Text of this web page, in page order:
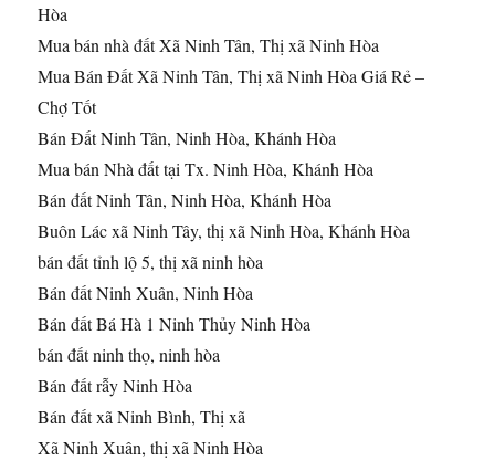
Hòa
Mua bán nhà đất Xã Ninh Tân, Thị xã Ninh Hòa
Mua Bán Đất Xã Ninh Tân, Thị xã Ninh Hòa Giá Rẻ –
Chợ Tốt
Bán Đất Ninh Tân, Ninh Hòa, Khánh Hòa
Mua bán Nhà đất tại Tx. Ninh Hòa, Khánh Hòa
Bán đất Ninh Tân, Ninh Hòa, Khánh Hòa
Buôn Lác xã Ninh Tây, thị xã Ninh Hòa, Khánh Hòa
bán đất tỉnh lộ 5, thị xã ninh hòa
Bán đất Ninh Xuân, Ninh Hòa
Bán đất Bá Hà 1 Ninh Thủy Ninh Hòa
bán đất ninh thọ, ninh hòa
Bán đất rẫy Ninh Hòa
Bán đất xã Ninh Bình, Thị xã
Xã Ninh Xuân, thị xã Ninh Hòa